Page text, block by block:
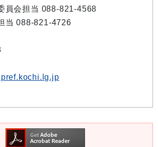
員会担当 088-821-4568
当 088-821-4726